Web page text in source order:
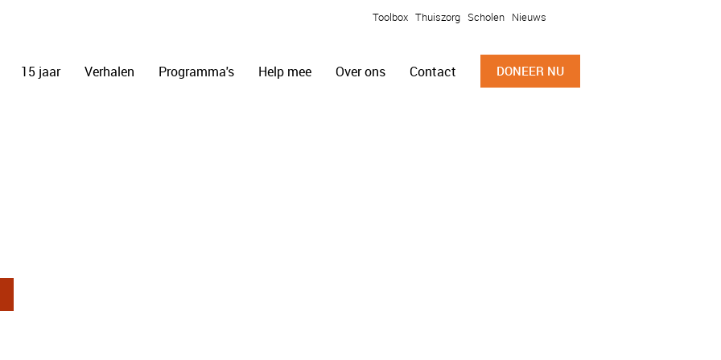
Toolbox Thuiszorg Scholen Nieuws
15 jaar Verhalen Programma's Help mee Over ons Contact DONEER NU